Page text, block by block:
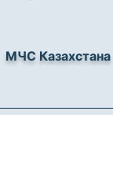
МЧС Казахстана